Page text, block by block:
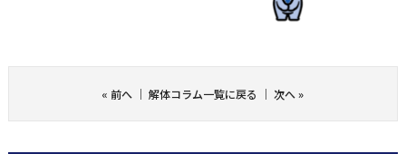
« 前へ ｜解体コラム一覧に戻る ｜次へ»